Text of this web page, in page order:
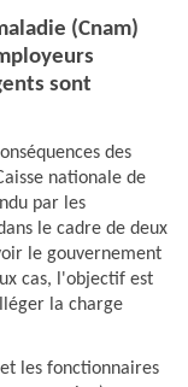
(Cnam)
sont
des
nationale de
par les
le cadre de deux
le gouvernement
cas, l'objectif est
la charge
les fonctionnaires